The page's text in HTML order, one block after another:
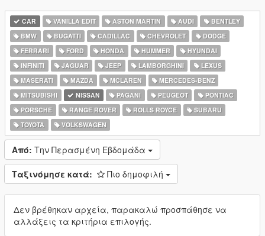
CAR VANILLA EDIT ASTON MARTIN AUDI
BENTLEY
BMW
BUGATTI CADILLAC CHEVROLET
DODGE
FERRARI
FORD HONDA HUMMER
HYUNDAI
INFINITI
JAGUAR JEEP LAMBORGHINI
LEXUS
MASERATI
MAZDA MCLAREN
MERCEDES-BENZ
MITSUBISHI
NISSAN PAGANI PEUGEOT
PONTIAC
PORSCHE
RANGE ROVER ROLLS ROYCE
SUBARU
TOYOTA
VOLKSWAGEN
Από: Την Περασμένη Εβδομάδα
Ταξινόμησε κατά: Πιο δημοφιλή
Δεν βρέθηκαν αρχεία, παρακαλώ προσπάθησε να
αλλάξεις τα κριτήρια επιλογής.